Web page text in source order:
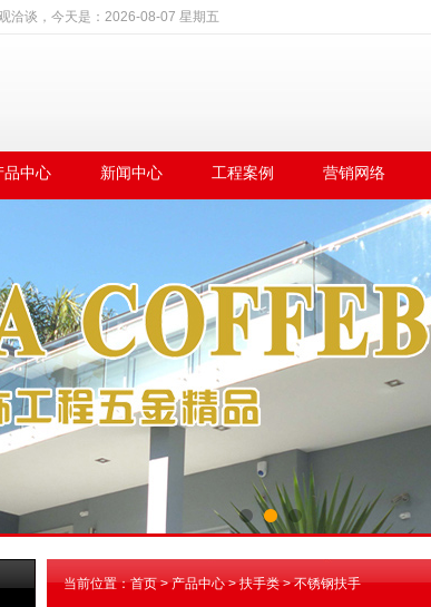
洽谈，今天是： 2026-08-07 星期五
品中心 新闻中心 工程案例 营销网络
当前位置：首页>产品中心>扶手类>不锈钢扶手